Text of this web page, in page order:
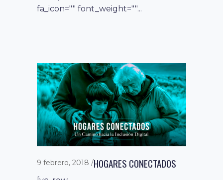
fa_icon="" font_weight=""...
9 febrero, 2018 HOGARES CONECTADOS